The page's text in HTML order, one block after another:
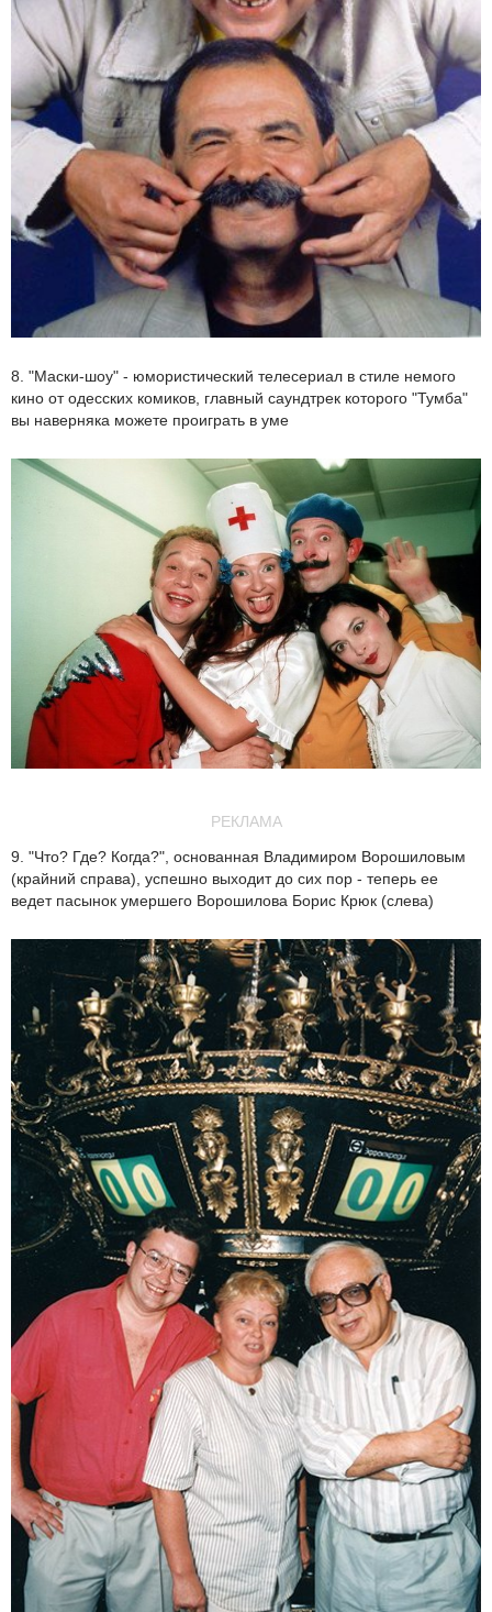
8. "Маски-шоу" - юмористический телесериал в стиле немого
кино от одесских комиков, главный саундтрек которого "Тумба"
вы наверняка можете проиграть в уме
РЕКЛАМА
9. "Что? Где? Когда?", основанная Владимиром Ворошиловым
(крайний справа), успешно выходит до сих пор - теперь ее
ведет пасынок умершего Ворошилова Борис Крюк (слева)